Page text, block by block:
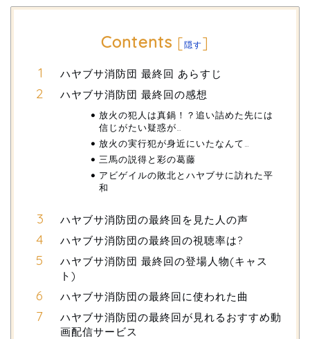
Contents [隠す]
ハヤブサ消防団 最終回 あらすじ
ハヤブサ消防団 最終回の感想
放火の犯人は真鍋！？追い詰めた先には
信じがたい疑惑が…
放火の実行犯が身近にいたなんて…
三馬の説得と彩の葛藤
アビゲイルの敗北とハヤブサに訪れた平
和
ハヤブサ消防団の最終回を見た人の声
ハヤブサ消防団の最終回の視聴率は?
ハヤブサ消防団 最終回の登場人物(キャス
ト)
ハヤブサ消防団の最終回に使われた曲
ハヤブサ消防団の最終回が見れるおすすめ動
画配信サービス